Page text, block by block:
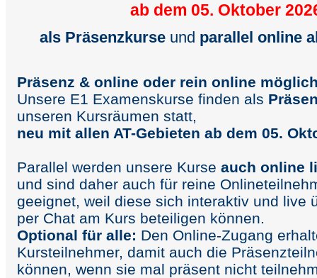
ab dem 05. Oktober
als Präsenzkurse und parallel online
Präsenz & online oder rein online
Unsere E1 Examenskurse finden als
unseren Kursräumen statt,
neu mit allen AT-Gebieten ab dem 05.
Parallel werden unsere Kurse auch online
und sind daher auch für reine
geeignet, weil diese sich interaktiv und live
per Chat am Kurs beteiligen können.
Optional für alle: Den Online-Zugang
Kursteilnehmer, damit auch die
können, wenn sie mal präsent nicht